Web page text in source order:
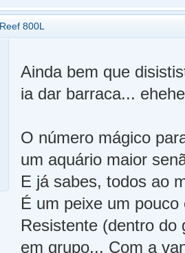
800L
Ainda bem que
ia dar barraca...
O número mágico
um aquário maior
E já sabes, todos ao
É um peixe um
Resistente (dentro do
em grupo... Com a